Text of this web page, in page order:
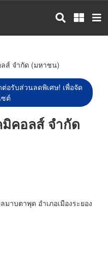
ส์ จำกัด (มหาชน)
อรับส่วนลดพิเศษ! เพื่อจัด
ซต์
คอลส์ จำกัด
าบตาพุด อำเภอเมืองระยอง